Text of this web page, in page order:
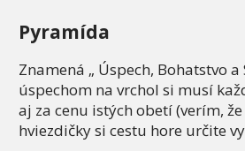
Pyramída
Znamená „ Úspech, Bohatstvo a
úspechom na vrchol si musí
aj za cenu istých obetí (verím,
hviezdičky si cestu hore určite